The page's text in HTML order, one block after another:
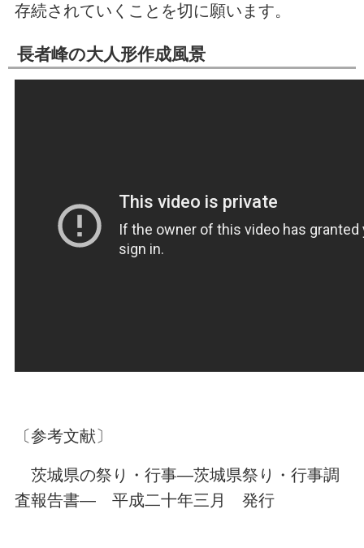
存続されていくことを切に願います。
長者峰の大人形作成風景
〔参考文献〕
茨城県の祭り・行事―茨城県祭り・行事調
査報告書― 平成二十年三月 発行